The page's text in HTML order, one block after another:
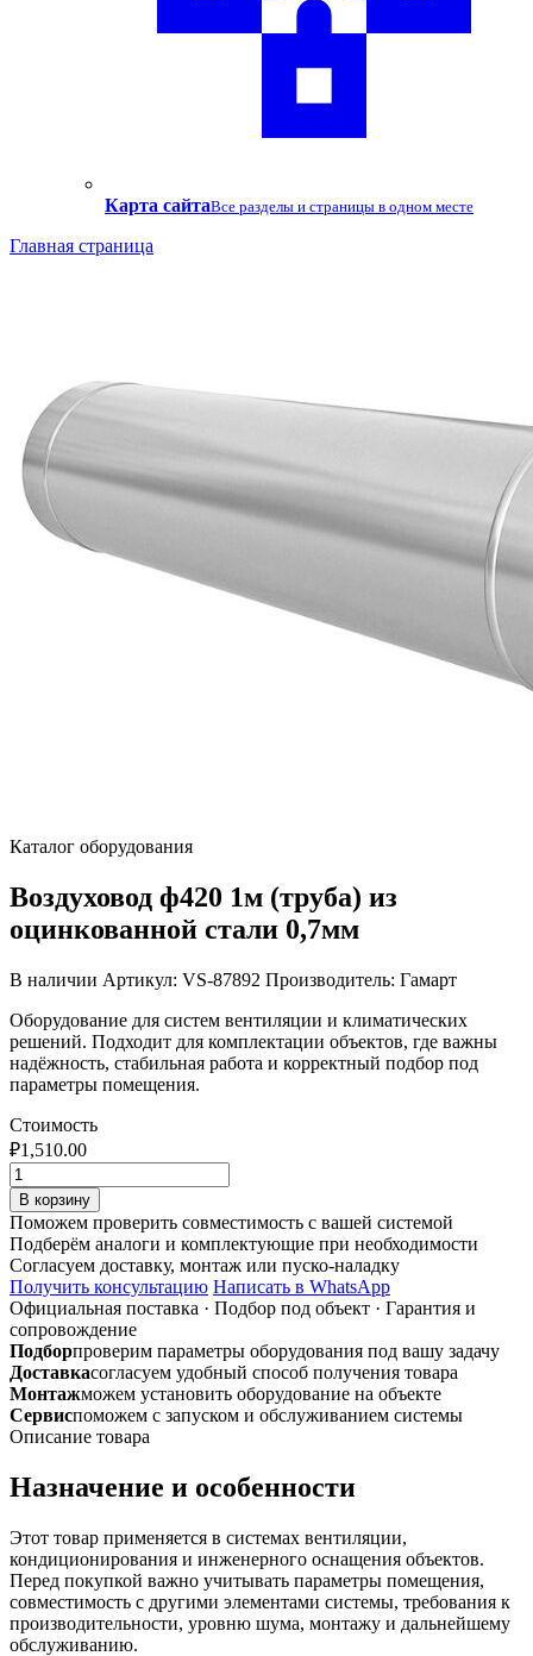
Карта сайтаВсе разделы и страницы в одном месте
Главная страница
Каталог оборудования
Воздуховод ф420 1м (труба) из
оцинкованной стали 0,7мм
В наличии Артикул: VS-87892 Производитель: Гамарт
Оборудование для систем вентиляции и климатических
решений. Подходит для комплектации объектов, где важны
надёжность, стабильная работа и корректный подбор под
параметры помещения.
Стоимость
₽1,510.00
Количество
товара
Воздуховод
ф420
1м
(труба)
из
оцинкованной
стали
0,7мм
В корзину
Поможем проверить совместимость с вашей системой
Подберём аналоги и комплектующие при необходимости
Согласуем доставку, монтаж или пуско-наладку
Получить консультацию Написать в WhatsApp
Официальная поставка · Подбор под объект · Гарантия и
сопровождение
Подборпроверим параметры оборудования под вашу задачу
Доставкасогласуем удобный способ получения товара
Монтажможем установить оборудование на объекте
Сервиспоможем с запуском и обслуживанием системы
Описание товара
Назначение и особенности
Этот товар применяется в системах вентиляции,
кондиционирования и инженерного оснащения объектов.
Перед покупкой важно учитывать параметры помещения,
совместимость с другими элементами системы, требования к
производительности, уровню шума, монтажу и дальнейшему
обслуживанию.